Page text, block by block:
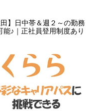
】日中帯＆週２～の勤務
♪｜正社員登用制度あり